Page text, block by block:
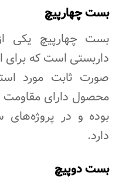
بست چهارپیچ
بست چهارپیچ یکی از
داربستی است که برای
صورت ثابت مورد
محصول دارای مقاومت
بوده و در پروژه‌های
دارد.
بست دوپیچ